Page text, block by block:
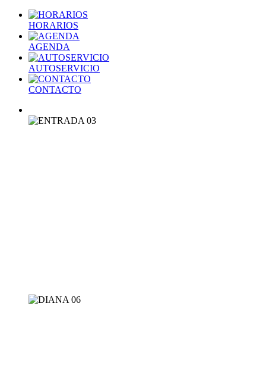
HORARIOS
AGENDA
AUTOSERVICIO
CONTACTO